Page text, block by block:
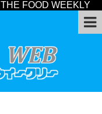
THE FOOD WEEKLY